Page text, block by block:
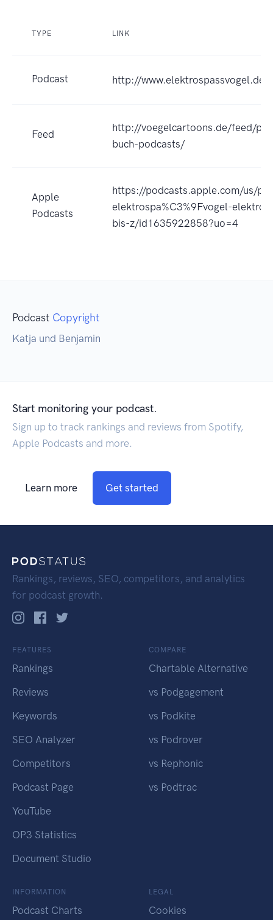
TYPE LINK
Podcast http://www.elektrospassvogel.de
Feed
http://voegelcartoons.de/feed/
buch-podcasts/
Apple
Podcasts
https://podcasts.apple.com/us/
elektrospa%C3%9Fvogel-
bis-z/id1635922858?uo=4
Podcast Copyright
Katja und Benjamin
Start monitoring your podcast.
Sign up to track rankings and reviews from Spotify,
Apple Podcasts and more.
Learn more Get started
Rankings, reviews, SEO, competitors, and analytics
for podcast growth.
FEATURES
Rankings
Reviews
Keywords
SEO Analyzer
Competitors
Podcast Page
YouTube
OP3 Statistics
Document Studio
COMPARE
Chartable Alternative
vs Podgagement
vs Podkite
vs Podrover
vs Rephonic
vs Podtrac
INFORMATION
Podcast Charts
LEGAL
Cookies